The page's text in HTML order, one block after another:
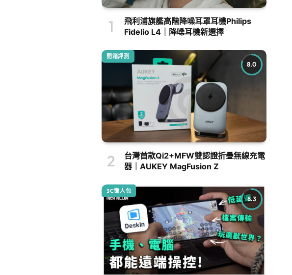
飛利浦旗艦高階降噪耳罩耳機Philips
Fidelio L4｜降噪耳機新選擇
8.0
開箱評測
台灣首款Qi2+MFW雙認證折疊無線充電
器｜AUKEY MagFusion Z
8.3
3C懶人包